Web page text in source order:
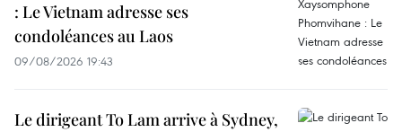
: Le Vietnam adresse ses
condoléances au Laos
09/08/2026 19:43
Le dirigeant To Lam arrive à Sydney,